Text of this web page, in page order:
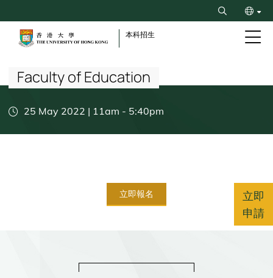
to
content
Search
本科招生
Breadcrumb
Faculty of Education
25 May 2022 | 11am - 5:40pm
立即報名
立即
申請